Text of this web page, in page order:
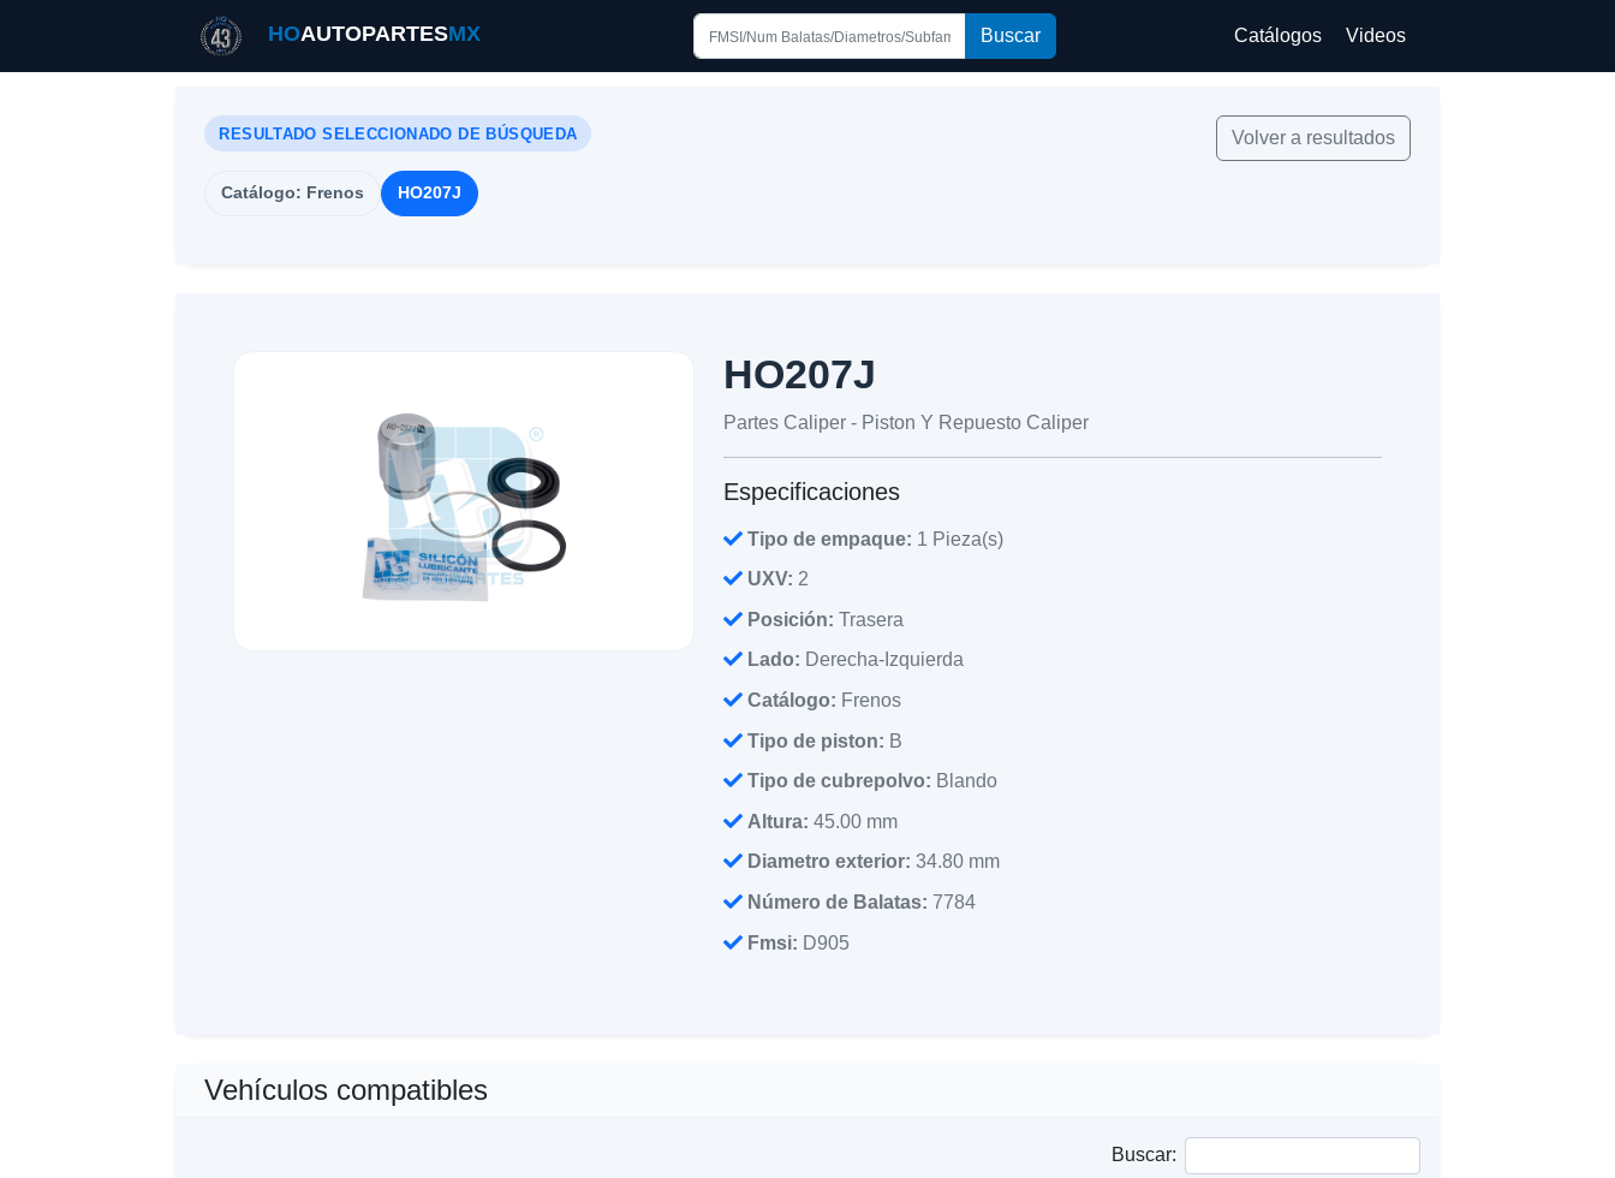
HOAUTOPARTESMX Buscar Catálogos Videos
RESULTADO SELECCIONADO DE BÚSQUEDA
Catálogo: Frenos HO207J
Volver a resultados
HO207J
Partes Caliper - Piston Y Repuesto Caliper
Especificaciones
Tipo de empaque: 1 Pieza(s)
UXV: 2
Posición: Trasera
Lado: Derecha-Izquierda
Catálogo: Frenos
Tipo de piston: B
Tipo de cubrepolvo: Blando
Altura: 45.00 mm
Diametro exterior: 34.80 mm
Número de Balatas: 7784
Fmsi: D905
Vehículos compatibles
Buscar: